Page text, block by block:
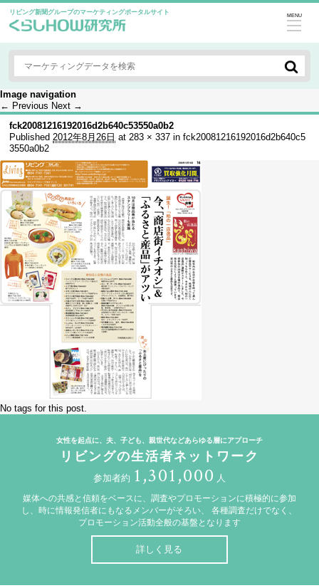
リビング新聞グループのマーケティングポータルサイト MENU
Image navigation
← Previous Next →
fck20081216192016d2b640c53550a0b2
Published2012年8月26日 at283 × 337 infck20081216192016d2b640c5
3550a0b2
No tags for this post.
女性を起点に、夫、子ども、親世代などあらゆる層にアプローチ
リビングの生活者ネットワーク
参加者約 1,301,000 人
媒体への共感と信頼をベースに、調査やプロモーションに積極的に参加
し、時に情報発信者にもなるメンバーがそろい、
各種調査だけでなく、
プロモーション活動全般の基盤となります
詳しく見る